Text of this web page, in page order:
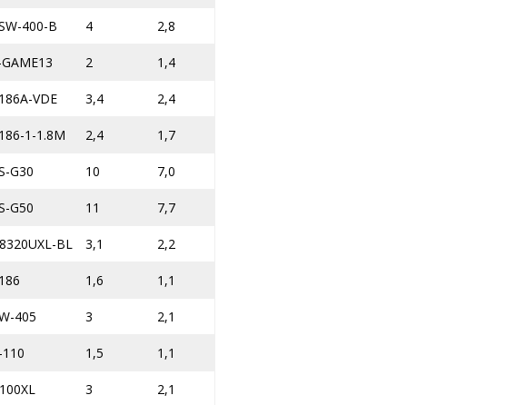
400-B 4 2,8
2 1,4
VDE 3,4 2,4
1-1.8M 2,4 1,7
G30 10 7,0
G50 11 7,7
BL 3,1 2,2
1,6 1,1
405 3 2,1
1,5 1,1
3 2,1